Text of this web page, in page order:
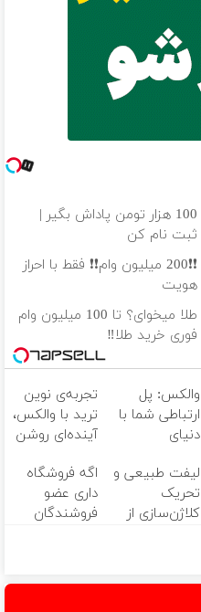
100 هزار تومن پاداش بگیر |
ثبت نام کن
❗❗200 میلیون وام❗❗ فقط با احراز
هویت
طلا میخوای؟ تا 100 میلیون وام
فوری خرید طلا‼️
والکس: پل
ارتباطی شما با
دنیای
دیجیتال
تجربه‌ی نوین
ترید با والکس،
آینده‌ای روشن
شماست
لیفت طبیعی و
تحریک
کلاژن‌سازی از
اگه فروشگاه
داری عضو
فروشندگان